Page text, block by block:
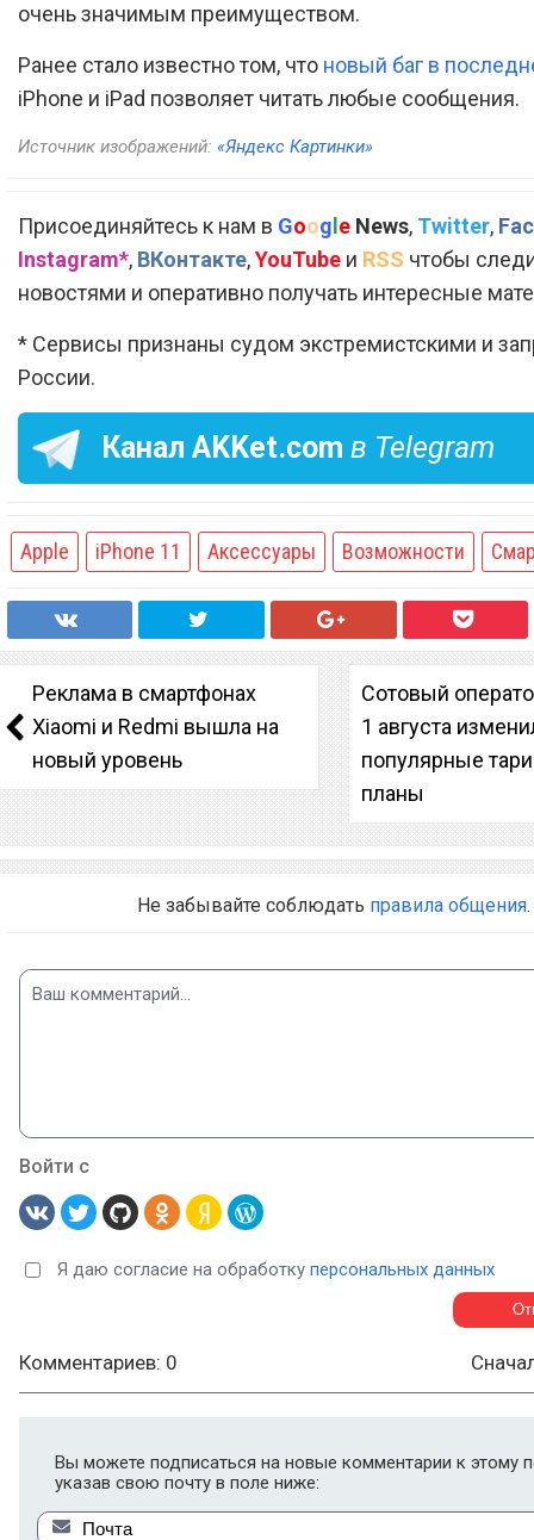
очень значимым преимуществом.
Ранее стало известно том, что новый баг в
iPhone и iPad позволяет читать любые сообщения.
Источник изображений: «Яндекс Картинки»
Присоединяйтесь к нам в Google News, Twitter,
Instagram*, ВКонтакте,YouTube и RSS чтобы
новостями и оперативно получать интересные
* Сервисы признаны судом экстремистскими и
России.
Канал AKKet.com в Telegram
Apple iPhone 11 Аксессуары Возможности
Реклама в смартфонах
Xiaomi и Redmi вышла на
новый уровень
Сотовый
1 августа
популярные
планы
Не забывайте соблюдать правила общения.
Войти с
Я даю согласие на обработку персональных данных
Комментариев: 0
Вы можете подписаться на новые комментарии к этому
указав свою почту в поле ниже: